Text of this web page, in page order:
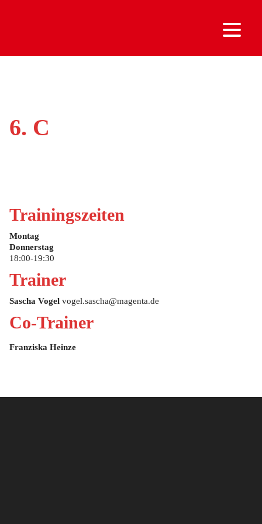
6. C
Trainingszeiten
Montag
Donnerstag
18:00-19:30
Trainer
Sascha Vogel vogel.sascha@magenta.de
Co-Trainer
Franziska Heinze